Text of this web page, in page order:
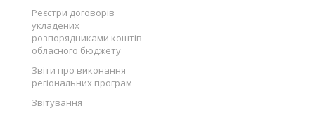
Реєстри договорів
укладених
розпорядниками коштів
обласного бюджету
Звіти про виконання
регіональних програм
Звітування